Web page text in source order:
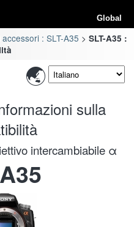
Global
: SLT-A35
SLT-A35 :
sulla
intercambiabile α